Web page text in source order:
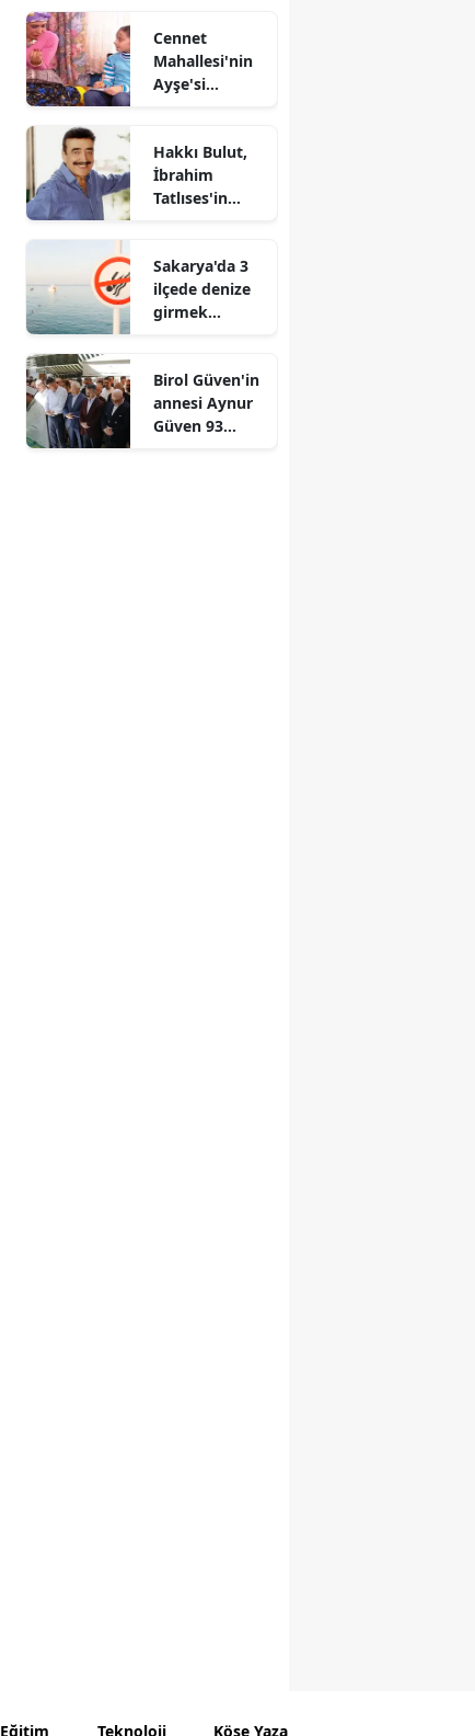
kim oldu?
Cennet
Mahallesi'nin
Ayşe'si
Bebeğini
dünyaya
getirdi
Hakkı Bulut,
İbrahim
Tatlıses'in
yanıt verdi?
Sakarya'da 3
ilçede denize
girmek
Birol Güven'in
annesi Aynur
Güven 93
Eğitim Teknoloji Köşe Yazarları